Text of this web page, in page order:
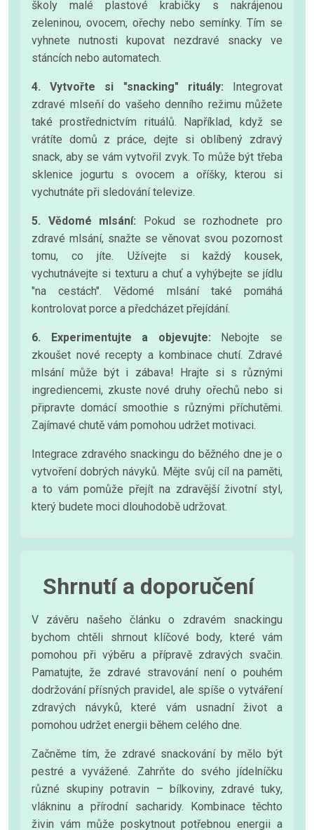
školy malé plastové krabičky s nakrájenou
zeleninou, ovocem, ořechy nebo semínky. Tím se
vyhnete nutnosti kupovat nezdravé snacky ve
stáncích nebo automatech.
4. Vytvořte si "snacking" rituály: Integrovat
zdravé mlseňí do vašeho denního režimu můžete
také prostřednictvím rituálů. Například, když se
vrátíte domů z práce, dejte si oblíbený zdravý
snack, aby se vám vytvořil zvyk. To může být třeba
sklenice jogurtu s ovocem a oříšky, kterou si
vychutnáte při sledování televize.
5. Vědomé mlsání: Pokud se rozhodnete pro
zdravé mlsání, snažte se věnovat svou pozornost
tomu, co jíte. Užívejte si každý kousek,
vychutnávejte si texturu a chuť a vyhýbejte se jídlu
"na cestách". Vědomé mlsání také pomáhá
kontrolovat porce a předcházet přejídání.
6. Experimentujte a objevujte: Nebojte se
zkoušet nové recepty a kombinace chutí. Zdravé
mlsání může být i zábava! Hrajte si s různými
ingrediencemi, zkuste nové druhy ořechů nebo si
připravte domácí smoothie s různými příchutěmi.
Zajímavé chutě vám pomohou udržet motivaci.
Integrace zdravého snackingu do běžného dne je o
vytvoření dobrých návyků. Mějte svůj cíl na paměti,
a to vám pomůže přejít na zdravější životní styl,
který budete moci dlouhodobě udržovat.
Shrnutí a doporučení
V závěru našeho článku o zdravém snackingu
bychom chtěli shrnout klíčové body, které vám
pomohou při výběru a přípravě zdravých svačin.
Pamatujte, že zdravé stravování není o pouhém
dodržování přísných pravidel, ale spíše o vytváření
zdravých návyků, které vám usnadní život a
pomohou udržet energii během celého dne.
Začněme tím, že zdravé snackování by mělo být
pestré a vyvážené. Zahrňte do svého jídelníčku
různé skupiny potravin – bílkoviny, zdravé tuky,
vlákninu a přírodní sacharidy. Kombinace těchto
živin vám může poskytnout potřebnou energii a